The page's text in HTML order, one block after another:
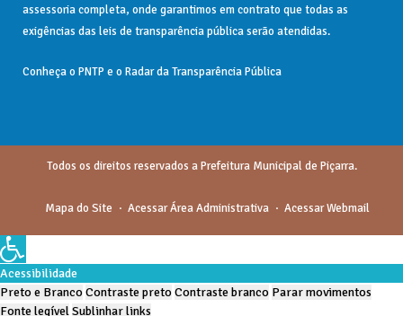
assessoriacompleta, onde garantimos em contrato que todas as
exigências das leis de transparência públicaserão atendidas.
Conheça o PNTP e o Radar da Transparência Pública
Todos os direitos reservados a Prefeitura Municipal de Piçarra.
Mapa do Site Acessar Área Administrativa Acessar Webmail
Acessibilidade
Preto e BrancoContraste pretoContraste branco Parar movimentos
Fonte legívelSublinhar links